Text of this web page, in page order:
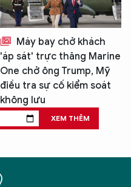
Máy bay chở khách
'áp sát' trực thăng Marine
One chở ông Trump, Mỹ
điều tra sự cố kiểm soát
không lưu
XEM THÊM